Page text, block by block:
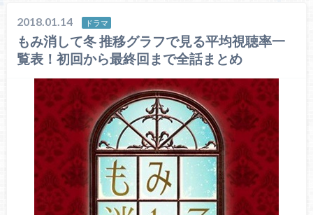
2018.01.14 ドラマ
もみ消して冬 推移グラフで見る平均視聴率一
覧表！初回から最終回まで全話まとめ